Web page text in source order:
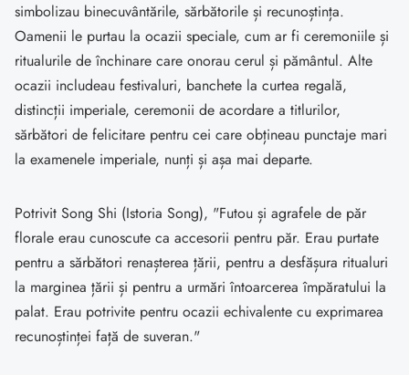
simbolizau binecuvântările, sărbătorile și recunoștința.
Oamenii le purtau la ocazii speciale, cum ar fi ceremoniile și
ritualurile de închinare care onorau cerul și pământul. Alte
ocazii includeau festivaluri, banchete la curtea regală,
distincții imperiale, ceremonii de acordare a titlurilor,
sărbători de felicitare pentru cei care obțineau punctaje mari
la examenele imperiale, nunți și așa mai departe.
Potrivit Song Shi (Istoria Song), "Futou și agrafele de păr
florale erau cunoscute ca accesorii pentru păr. Erau purtate
pentru a sărbători renașterea țării, pentru a desfășura ritualuri
la marginea țării și pentru a urmări întoarcerea împăratului la
palat. Erau potrivite pentru ocazii echivalente cu exprimarea
recunoștinței față de suveran."